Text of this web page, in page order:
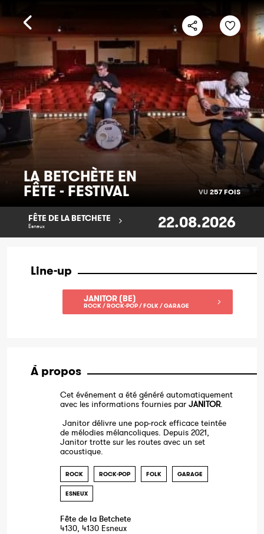
LA BETCHÈTE EN
FÊTE - FESTIVAL VU 257 FOIS
FÊTE DE LA BETCHETE
Esneux 22.08.2026
Line-up
JANITOR (BE)
ROCK / ROCK-POP / FOLK / GARAGE
À propos
Cet événement a été généré automatiquement
avec les informations fournies par JANITOR.
Janitor délivre une pop-rock efficace teintée
de mélodies mélancoliques. Depuis 2021,
Janitor trotte sur les routes avec un set
acoustique.
ROCK ROCK-POP FOLK GARAGE
ESNEUX
Fête de la Betchete
4130, 4130 Esneux